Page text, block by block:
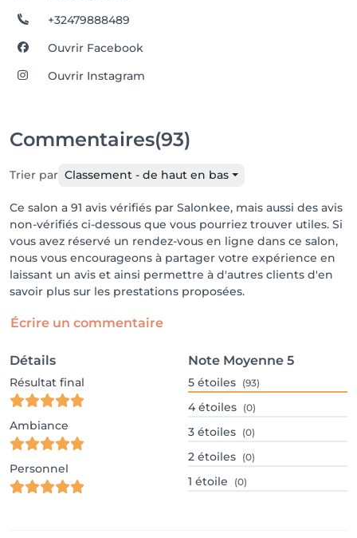
+32479888489
Ouvrir Facebook
Ouvrir Instagram
Commentaires(93)
Trier par Classement - de haut en bas
Ce salon a 91 avis vérifiés par Salonkee, mais aussi des avis
non-vérifiés ci-dessous que vous pourriez trouver utiles. Si
vous avez réservé un rendez-vous en ligne dans ce salon,
nous vous encourageons à partager votre expérience en
laissant un avis et ainsi permettre à d'autres clients d'en
savoir plus sur les prestations proposées.
Écrire un commentaire
Détails
Résultat final
Ambiance
Personnel
Note Moyenne 5
5 étoiles (93)
4 étoiles (0)
3 étoiles (0)
2 étoiles (0)
1 étoile (0)